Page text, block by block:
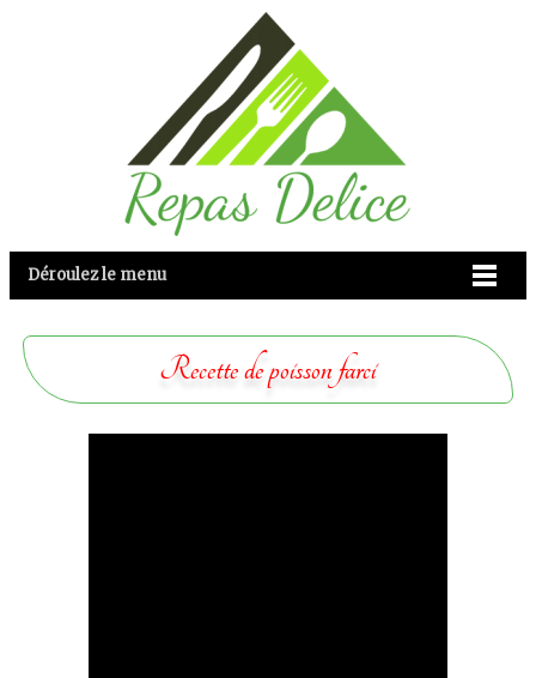
Déroulez le menu
Recette de poisson farci